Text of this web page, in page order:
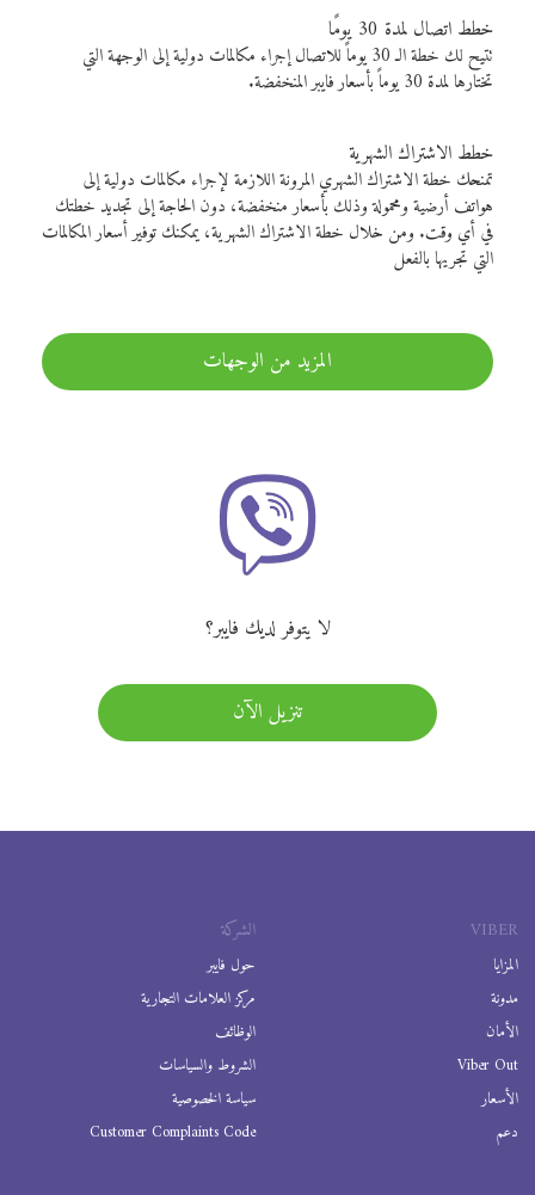
خطط اتصال لمدة 30 يومًا
تتيح لك خطة الـ 30 يوماً للاتصال إجراء مكالمات دولية إلى الوجهة التي
تختارها لمدة 30 يوماً بأسعار فايبر المنخفضة.
خطط الاشتراك الشهرية
تمنحك خطة الاشتراك الشهري المرونة اللازمة لإجراء مكالمات دولية إلى
هواتف أرضية ومحمولة وذلك بأسعار منخفضة، دون الحاجة إلى تجديد خطتك
في أي وقت. ومن خلال خطة الاشتراك الشهرية، يمكنك توفير أسعار المكالمات
التي تجريها بالفعل
المزيد من الوجهات
لا يتوفر لديك فايبر؟
تنزيل الآن
VIBER
المزايا
مدونة
الأمان
Viber Out
الأسعار
دعم
الشركة
حول فايبر
مركز العلامات التجارية
الوظائف
الشروط والسياسات
سياسة الخصوصية
Customer Complaints Code